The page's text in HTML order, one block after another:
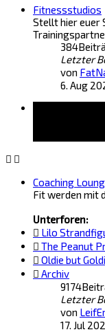
Fitnessstudios
Stellt hier euer
384
Letzter
von
6. Aug
Coaching
Fit werden mit
Unterforen:
Lilo
The Peanut
Oldie but
Archiv
9174
Letzter
von
17. Jul